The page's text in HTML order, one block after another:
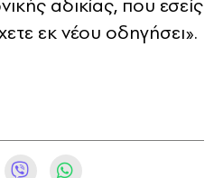
αδικίας, που εσείς
εκ νέου οδηγήσει».